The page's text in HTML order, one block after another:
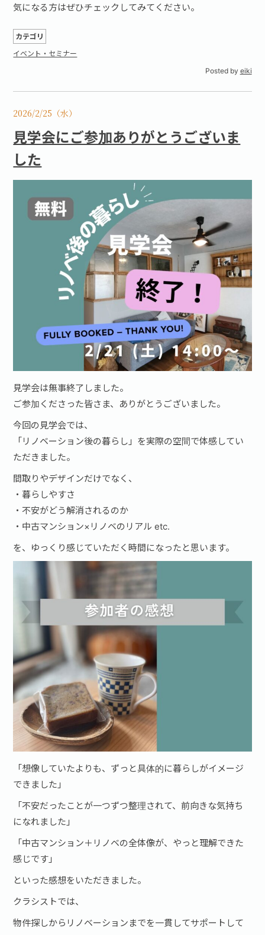
気になる方はぜひチェックしてみてください。
カテゴリ
イベント・セミナー
Posted by eiki
2026/2/25（水）
見学会にご参加ありがとうございま
した
見学会は無事終了しました。
ご参加くださった皆さま、ありがとうございました。
今回の見学会では、
「リノベーション後の暮らし」を実際の空間で体感してい
ただきました。
間取りやデザインだけでなく、
・暮らしやすさ
・不安がどう解消されるのか
・中古マンション×リノベのリアル etc.
を、ゆっくり感じていただく時間になったと思います。
「想像していたよりも、ずっと具体的に暮らしがイメージ
できました」
「不安だったことが一つずつ整理されて、前向きな気持ち
になれました」
「中古マンション＋リノベの全体像が、やっと理解できた
感じです」
といった感想をいただきました。
クラシストでは、
物件探しからリノベーションまでを一貫してサポートして